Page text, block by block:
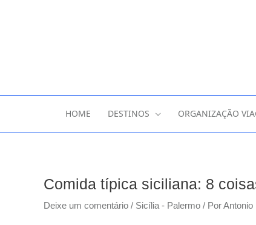
HOME DESTINOS ORGANIZAÇÃO
Comida típica siciliana: 8
Deixe um comentário / Sicília - Palermo / PorAntonio